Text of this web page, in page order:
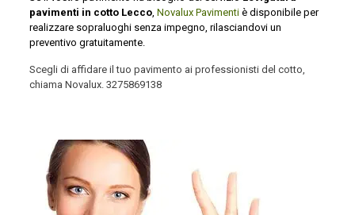
pavimenti in cotto Lecco, Novalux Pavimentiè disponibile per
realizzare sopraluoghi senza impegno, rilasciandovi un
preventivo gratuitamente.
Scegli di affidare il tuo pavimento ai professionisti del cotto,
chiama Novalux. 3275869138